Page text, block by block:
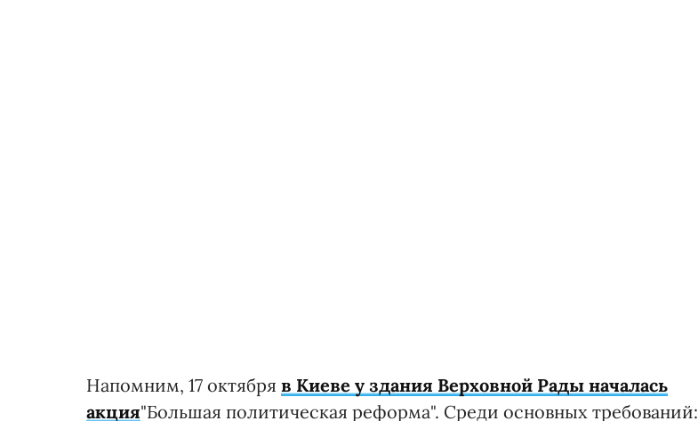
Напомним, 17 октября в Киеве у здания Верховной Рады началась
акция"Большая политическая реформа". Среди основных требований: